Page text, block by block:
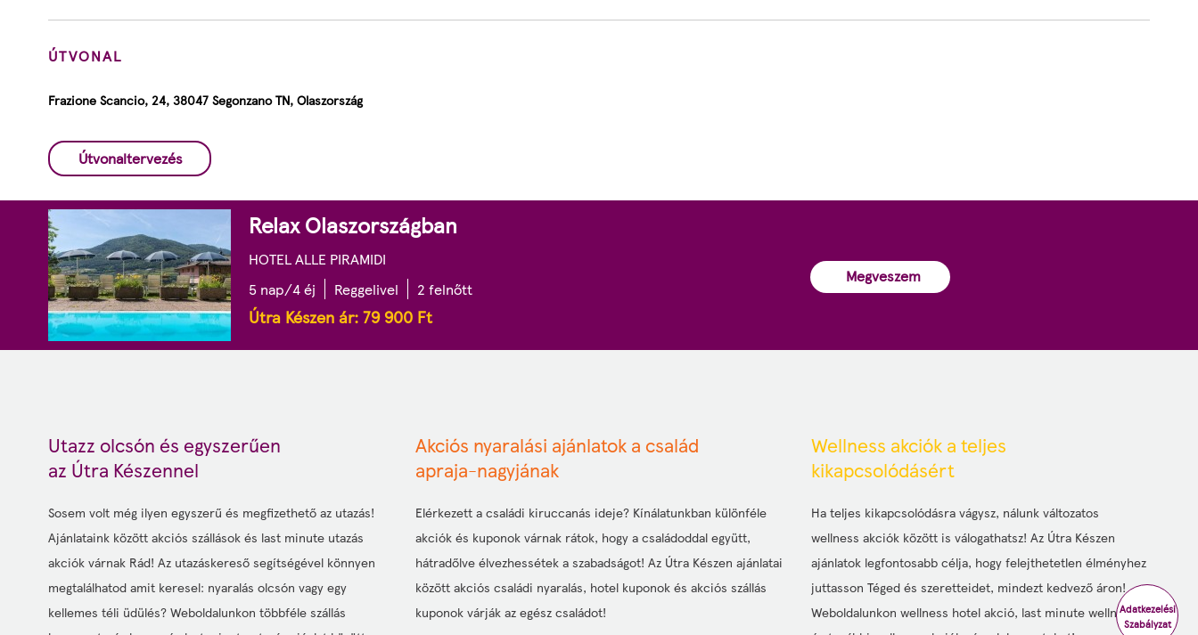
ÚTVONAL
Frazione Scancio, 24, 38047 Segonzano TN, Olaszország
Útvonaltervezés
Relax Olaszországban
HOTEL ALLE PIRAMIDI
5 nap/4 éj
Reggelivel 2 felnőtt
Útra Készen ár: 79 900 Ft
Megveszem
Adatkezelési
Szabályzat
Utazz olcsón és egyszerűen
az Útra Készennel
Sosem volt még ilyen egyszerű és megfizethető az utazás!
Ajánlataink között akciós szállások és last minute utazás
akciók várnak Rád! Az utazáskereső segítségével könnyen
megtalálhatod amit keresel: nyaralás olcsón vagy egy
kellemes téli üdülés? Weboldalunkon többféle szállás
Akciós nyaralási ajánlatok a család
apraja-nagyjának
Elérkezett a családi kiruccanás ideje? Kínálatunkban különféle
akciók és kuponok várnak rátok, hogy a családoddal együtt,
hátradőlve élvezhessétek a szabadságot! Az Útra Készen ajánlatai
között akciós családi nyaralás, hotel kuponok és akciós szállás
kuponok várják az egész családot!
Wellness akciók a teljes
kikapcsolódásért
Ha teljes kikapcsolódásra vágysz, nálunk változatos
wellness akciók között is válogathatsz! Az Útra Készen
ajánlatok legfontosabb célja, hogy felejthetetlen élményhez
juttasson Téged és szeretteidet, mindezt kedvező áron!
Weboldalunkon wellness hotel akció, last minute wellness